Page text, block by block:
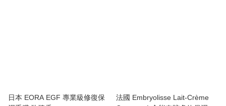
日本 EORA EGF 專業級修復保
法國 Embryolisse Lait-Crème